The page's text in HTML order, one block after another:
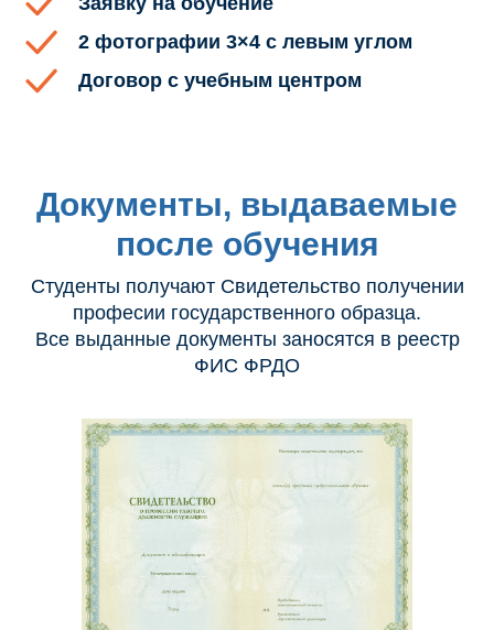
2 фотографии 3×4 с левым углом
Договор с учебным центром
Документы, выдаваемые
после обучения
Студенты получают Свидетельство получении
професии государственного образца.
Все выданные документы заносятся в реестр
ФИС ФРДО